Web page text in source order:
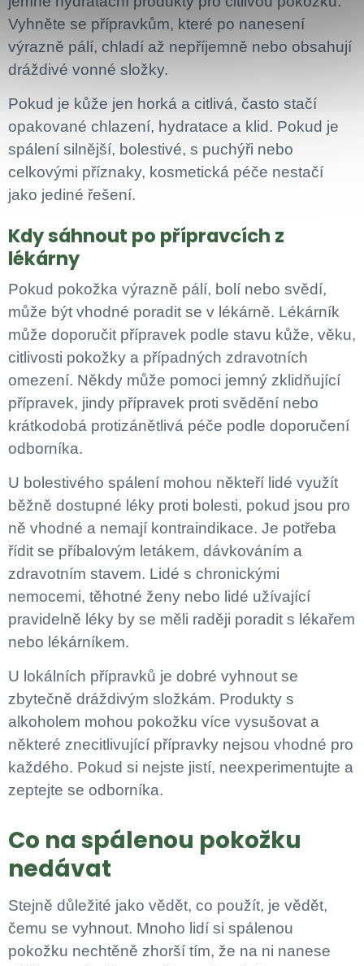
Vyhněte se přípravkům, které po nanesení
výrazně pálí, chladí až nepříjemně nebo obsahují
dráždivé vonné složky.
Pokud je kůže jen horká a citlivá, často stačí
opakované chlazení, hydratace a klid. Pokud je
spálení silnější, bolestivé, s puchýři nebo
celkovými příznaky, kosmetická péče nestačí
jako jediné řešení.
Kdy sáhnout po přípravcích z
lékárny
Pokud pokožka výrazně pálí, bolí nebo svědí,
může být vhodné poradit se v lékárně. Lékárník
může doporučit přípravek podle stavu kůže, věku,
citlivosti pokožky a případných zdravotních
omezení. Někdy může pomoci jemný zklidňující
přípravek, jindy přípravek proti svědění nebo
krátkodobá protizánětlivá péče podle doporučení
odborníka.
U bolestivého spálení mohou někteří lidé využít
běžně dostupné léky proti bolesti, pokud jsou pro
ně vhodné a nemají kontraindikace. Je potřeba
řídit se příbalovým letákem, dávkováním a
zdravotním stavem. Lidé s chronickými
nemocemi, těhotné ženy nebo lidé užívající
pravidelně léky by se měli raději poradit s lékařem
nebo lékárníkem.
U lokálních přípravků je dobré vyhnout se
zbytečně dráždivým složkám. Produkty s
alkoholem mohou pokožku více vysušovat a
některé znecitlivující přípravky nejsou vhodné pro
každého. Pokud si nejste jistí, neexperimentujte a
zeptejte se odborníka.
Co na spálenou pokožku
nedávat
Stejně důležité jako vědět, co použít, je vědět,
čemu se vyhnout. Mnoho lidí si spálenou
pokožku nechtěně zhorší tím, že na ni nanese